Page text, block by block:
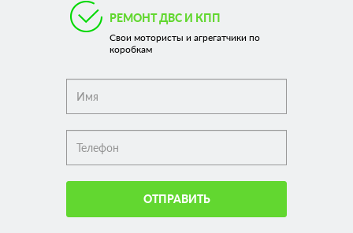
РЕМОНТ ДВС И КПП
Свои мотористы и агрегатчики по
коробкам
ОТПРАВИТЬ